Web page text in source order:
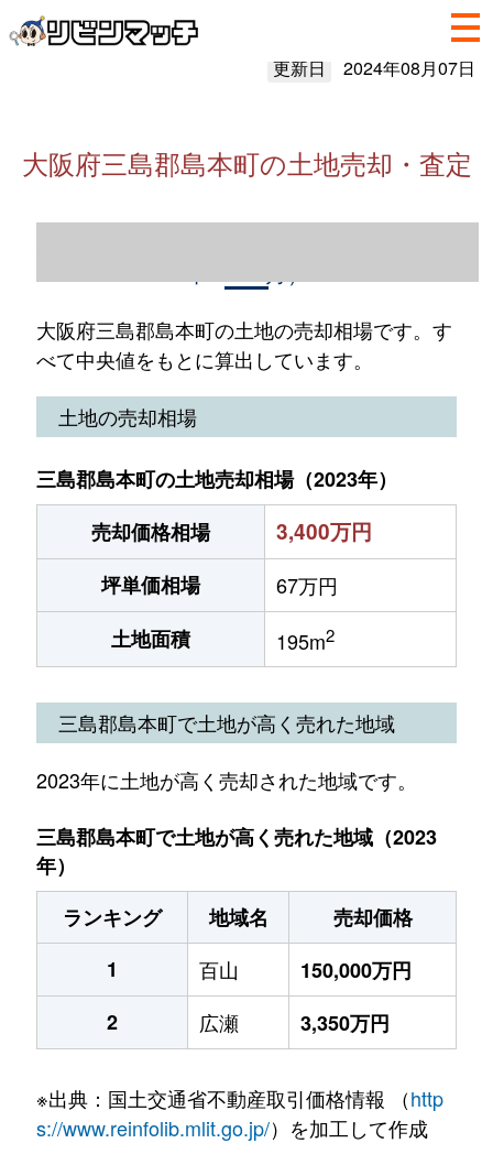
更新日 2024年08月07日
大阪府三島郡島本町の土地売却・査定
大阪府三島郡島本町の土地の売却相場です。す
べて中央値をもとに算出しています。
土地の売却相場
三島郡島本町の土地売却相場（2023年）
売却価格相場
3,400万円
坪単価相場
67万円
土地面積
195m2
三島郡島本町で土地が高く売れた地域
2023年に土地が高く売却された地域です。
三島郡島本町で土地が高く売れた地域（2023
年）
ランキング
地域名
売却価格
1
百山
150,000万円
2
広瀬 3,350万円
※出典：国土交通省不動産取引価格情報 （http
s://www.reinfolib.mlit.go.jp/）を加工して作成